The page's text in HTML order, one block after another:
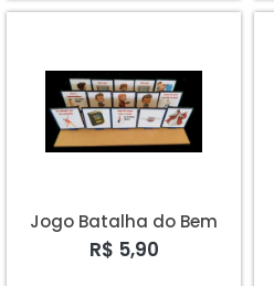
Jogo Batalha do Bem
R$ 5,90